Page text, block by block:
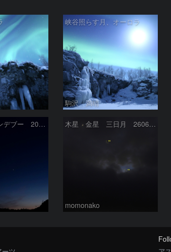
峡谷照らす月、オーロラ
駒沢 満晴
月と惑星のランデブー 2026/06/19 木星 金星 三日月 260618
momonako